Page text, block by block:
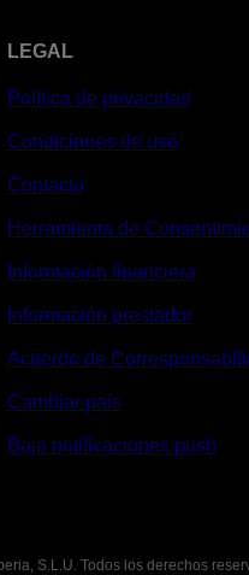
LEGAL
Política de privacidad
Condiciones de uso
Contacto
Herramienta de
Información financiera
Información prestador
Acuerdo de
Cambiar país
Baja notificaciones push
S.L.U. Todos los derechos